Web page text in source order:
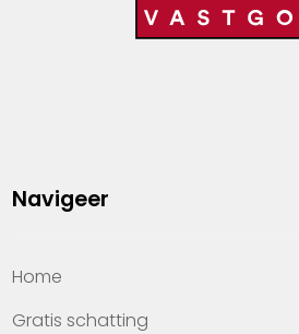
Navigeer
Home
Gratis schatting